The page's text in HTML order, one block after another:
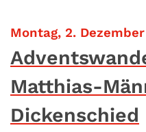
Montag, 2.
Matthias-
Dickenschied